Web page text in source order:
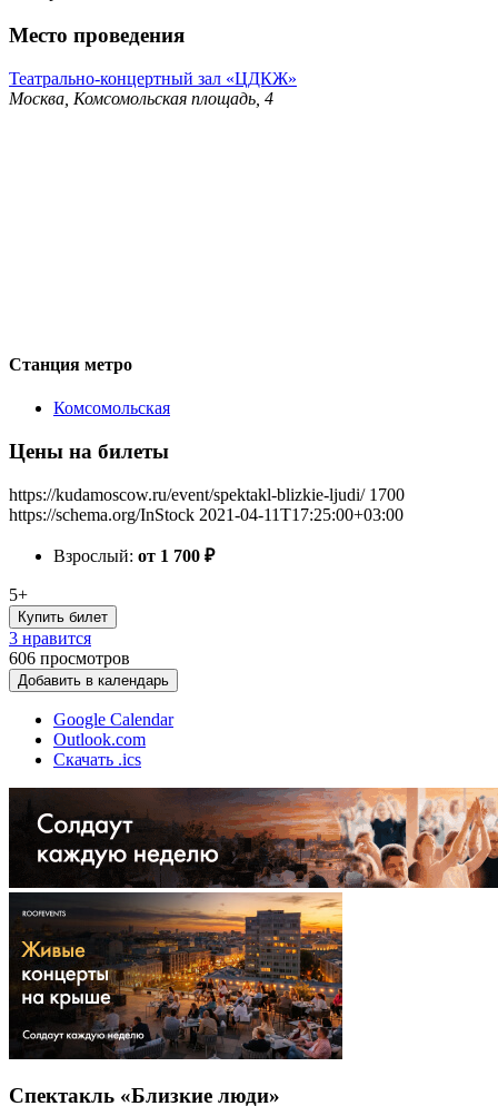
Место проведения
Театрально-концертный зал «ЦДКЖ»
Москва, Комсомольская площадь, 4
Станция метро
Комсомольская
Цены на билеты
https://kudamoscow.ru/event/spektakl-blizkie-ljudi/ 1700
https://schema.org/InStock 2021-04-11T17:25:00+03:00
Взрослый: от 1 700 ₽
5+
Купить билет
3 нравится
606 просмотров
Добавить в календарь
Google Calendar
Outlook.com
Скачать .ics
Спектакль «Близкие люди»